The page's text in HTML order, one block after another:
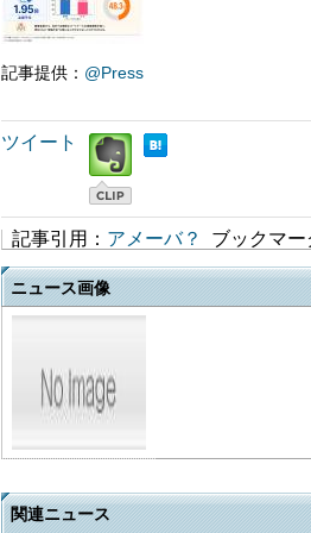
記事提供： @Press
ツイート
記事引用： アメーバ？ ブックマー
ニュース画像
関連ニュース